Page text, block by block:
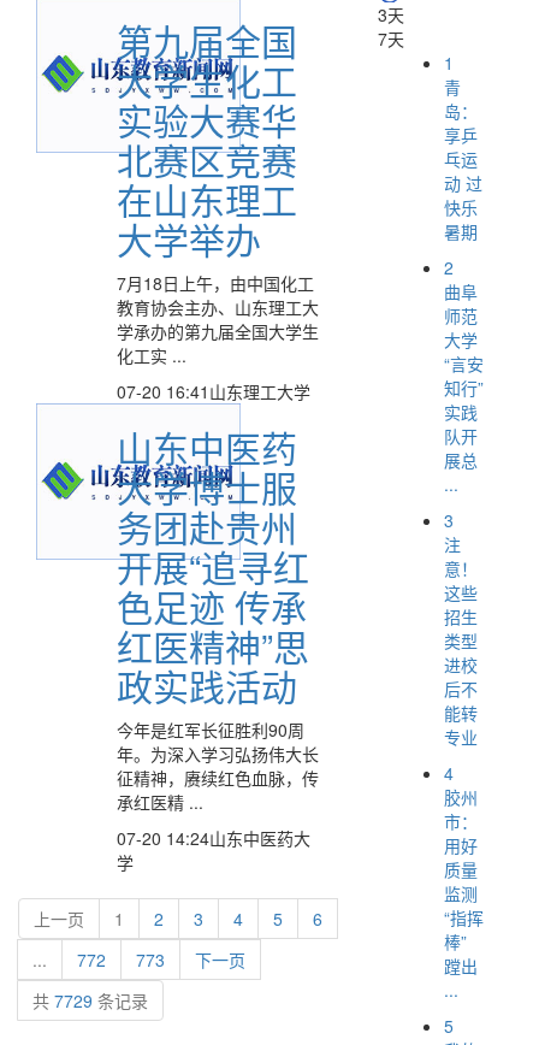
第九届全国
大学生化工
实验大赛华
北赛区竞赛
在山东理工
大学举办
7月18日上午，由中国化工
教育协会主办、山东理工大
学承办的第九届全国大学生
化工实 ...
07-20 16:41 山东理工大学
山东中医药
大学博士服
务团赴贵州
开展“追寻红
色足迹 传承
红医精神”思
政实践活动
今年是红军长征胜利90周
年。为深入学习弘扬伟大长
征精神，赓续红色血脉，传
承红医精 ...
07-20 14:24山东中医药大
学
上一页 1 2 3 4 5
6
...
772 773
下一页
共 7729 条记录
3天
7天
1
青
岛：
享乒
乓运
动 过
快乐
暑期
2
曲阜
师范
大学
“言安
知行”
实践
队开
展总
...
3
注
意！
这些
招生
类型
进校
后不
能转
专业
4
胶州
市：
用好
质量
监测
“指挥
棒”
蹚出
...
5